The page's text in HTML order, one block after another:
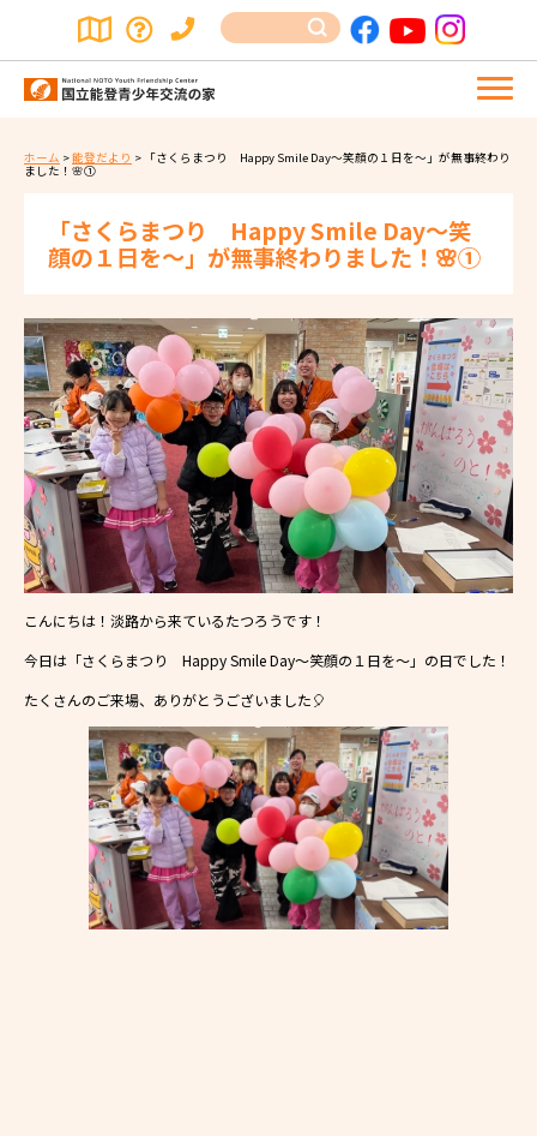
ホーム >能登だより > 「さくらまつり Happy Smile Day～笑顔の１日を～」が無事終わり
ました！🌸①
「さくらまつり Happy Smile Day～笑
顔の１日を～」が無事終わりました！🌸①
こんにちは！淡路から来ているたつろうです！
今日は「さくらまつり Happy Smile Day～笑顔の１日を～」の日でした！
たくさんのご来場、ありがとうございました🎈